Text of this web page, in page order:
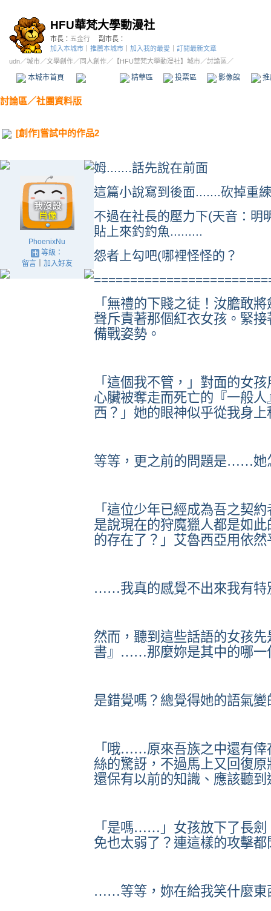
HFU華梵大學動漫社
市長： 五金行
副市長：
加入本城市
推薦本城市 加入我的最愛
訂閱最新文章
udn／城市／文學創作／同人創作／ 【HFU華梵大學動漫社】城市／討論區／
本城市首頁 精華區 投票區 影像館
討論區／社團資料版
[創作]嘗試中的作品2
PhoenixNu
等級：
留言｜ 加入好友
姆.......話先說在前面
這篇小說寫到後面.......砍掉重
不過在社長的壓力下(天音：明
貼上來釣釣魚.........
怨者上勾吧(哪裡怪怪的？
「無禮的下賤之徒！汝膽敢
聲斥責著那個紅衣女孩。緊接
備戰姿勢。
「這個我不管，」對面的女
心臟被奪走而死亡的『一般
西？」她的眼神似乎從我身
等等，更之前的問題是……她
「這位少年已經成為吾之契
是說現在的狩魔獵人都是如
的存在了？」艾魯西亞用依
……我真的感覺不出來我有
然而，聽到這些話語的女孩
書』……那麼妳是其中的哪一
是錯覺嗎？總覺得她的語氣
「哦……原來吾族之中還有倖
絲的驚訝，不過馬上又回復
還保有以前的知識、應該聽
「是嗎……」女孩放下了長劍
免也太弱了？連這樣的攻擊
……等等，妳在給我笑什麼東